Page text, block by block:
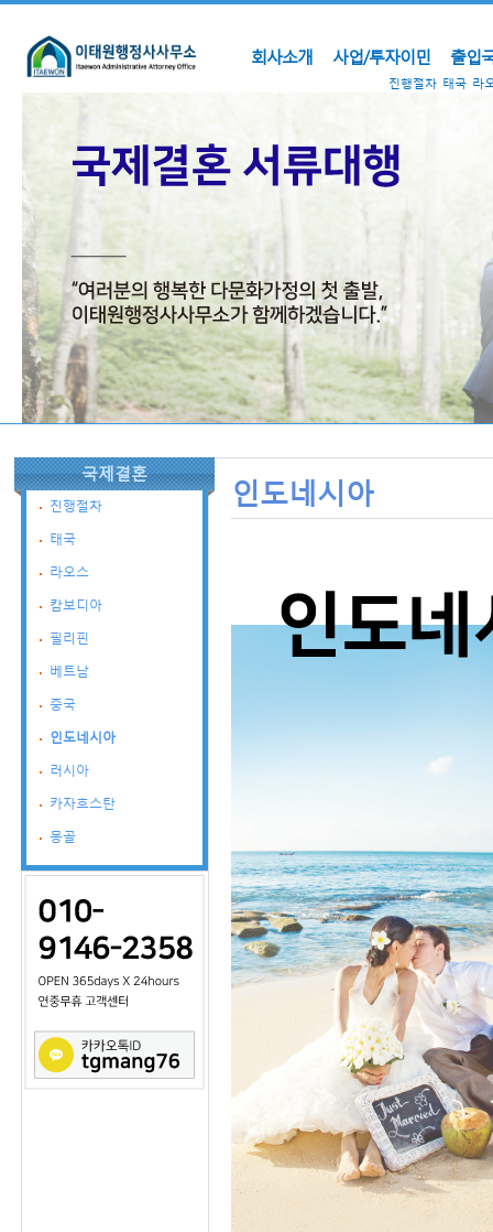
회사소개 사업/투자이민 출입
진행절차 태국 라
국제결혼
진행절차
태국
라오스
캄보디아
필리핀
베트남
중국
인도네시아
러시아
카자흐스탄
몽골
인도네시아